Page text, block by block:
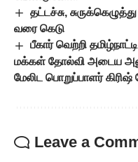
தட்டச்சு,
வரை கெடு
பீகார் வெற்றி
மக்கள் தோல்வி அடைய
மேலிட பொறுப்பாளர் கிரிஷ்
Leave a